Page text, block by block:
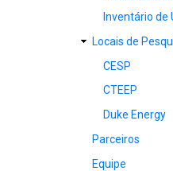
Inventário de
Locais de
CESP
CTEEP
Duke Energy
Parceiros
Equipe